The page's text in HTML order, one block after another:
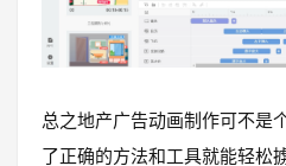
总之地产广告动画制作可不是
了正确的方法和工具就能轻松